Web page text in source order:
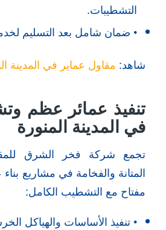
التشطيبات.
• ضمان شامل بعد التسليم
شاهد: مقاول عماير في المدينة
تنفيذ عمائر عظم
في المدينة المنورة
تجمع شركة فخر الشرق
المتانة والفخامة في مشاريع
مفتاح مع التشطيب الكامل:
• تنفيذ الأساسات والهياكل